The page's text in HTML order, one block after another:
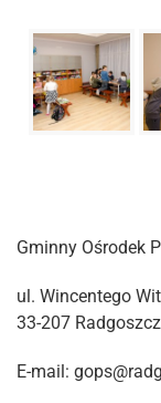
Gminny Ośrodek
ul. Wincentego
33-207 Radgoszcz
E-mail: